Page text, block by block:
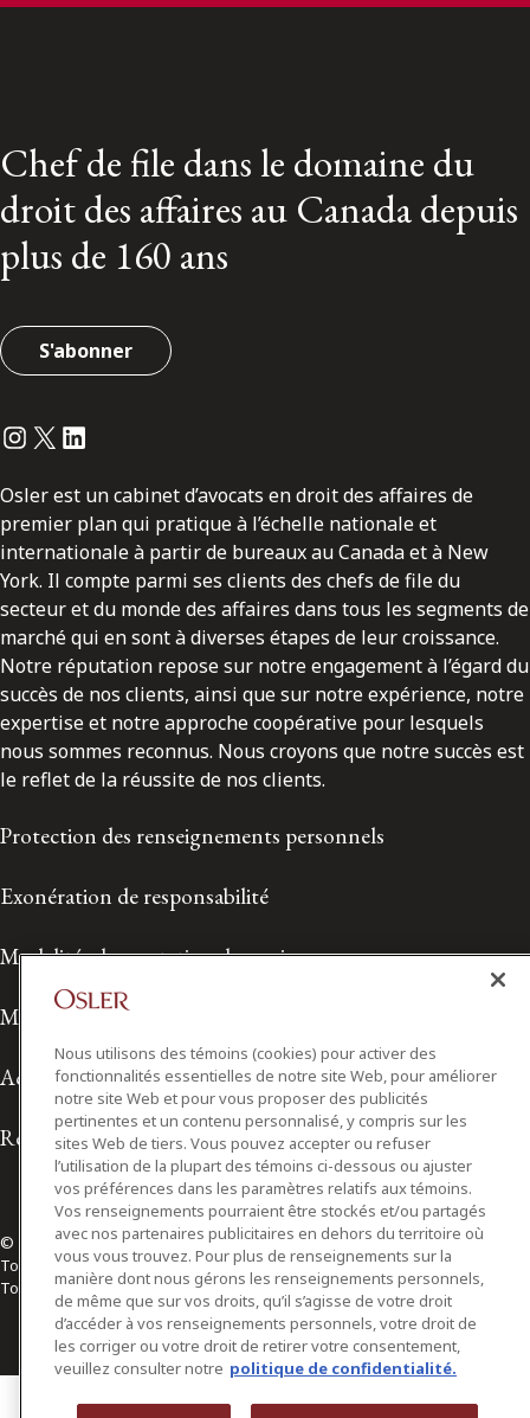
Chef de file dans le domaine du
droit des affaires au Canada depuis
plus de 160 ans
S'abonner
Instagram
Twitter
LinkedIn
Osler est un cabinet d’avocats en droit des affaires de
premier plan qui pratique à l’échelle nationale et
internationale à partir de bureaux au Canada et à New
York. Il compte parmi ses clients des chefs de file du
secteur et du monde des affaires dans tous les segments de
marché qui en sont à diverses étapes de leur croissance.
Notre réputation repose sur notre engagement à l’égard du
succès de nos clients, ainsi que sur notre expérience, notre
expertise et notre approche coopérative pour lesquels
nous sommes reconnus. Nous croyons que notre succès est
le reflet de la réussite de nos clients.
Protection des renseignements personnels
Exonération de responsabilité
Modalités de prestation de services
Modalités d'utilisation
Accessibilité
Relations avec les médias
© 2026 Osler, Hoskin & Harcourt S.E.N.C.R.L./s.r.l.
Tous droits réservés
Toronto | Montréal | Calgary | Vancouver | Ottawa | New York
Nous utilisons des témoins (cookies) pour activer des
fonctionnalités essentielles de notre site Web, pour améliorer
notre site Web et pour vous proposer des publicités
pertinentes et un contenu personnalisé, y compris sur les
sites Web de tiers. Vous pouvez accepter ou refuser
l’utilisation de la plupart des témoins ci-dessous ou ajuster
vos préférences dans les paramètres relatifs aux témoins.
Vos renseignements pourraient être stockés et/ou partagés
avec nos partenaires publicitaires en dehors du territoire où
vous vous trouvez. Pour plus de renseignements sur la
manière dont nous gérons les renseignements personnels,
de même que sur vos droits, qu’il s’agisse de votre droit
d’accéder à vos renseignements personnels, votre droit de
les corriger ou votre droit de retirer votre consentement,
veuillez consulter notre politique de confidentialité.